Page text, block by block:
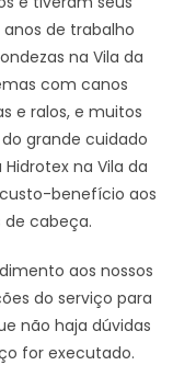
anos de trabalho
na Vila da
com canos
e ralos, e muitos
grande cuidado
na Vila da
benefício aos
de cabeça.
aos nossos
do serviço para
não haja dúvidas
for executado.